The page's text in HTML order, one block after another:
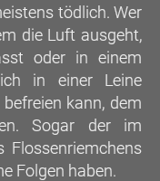
tödlich. Wer
die Luft ausgeht,
oder in einem
in einer Leine
kann, dem
Sogar der im
Flossenriemchens
Folgen haben.